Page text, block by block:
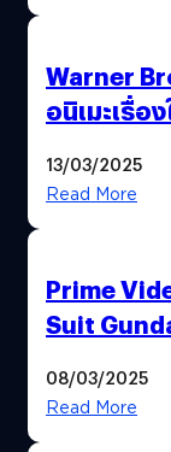
Warner
อนิเมะเรื่อ
13/03/2025
Read More
Prime
Suit
08/03/2025
Read More